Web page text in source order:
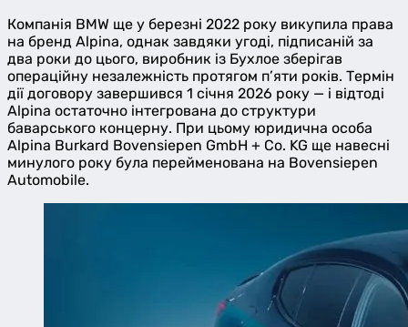
Компанія BMW ще у березні 2022 року викупила права
на бренд Alpina, однак завдяки угоді, підписаній за
два роки до цього, виробник із Бухлое зберігав
операційну незалежність протягом п’яти років. Термін
дії договору завершився 1 січня 2026 року — і відтоді
Alpina остаточно інтегрована до структури
баварського концерну. При цьому юридична особа
Alpina Burkard Bovensiepen GmbH + Co. KG ще навесні
минулого року була перейменована на Bovensiepen
Automobile.